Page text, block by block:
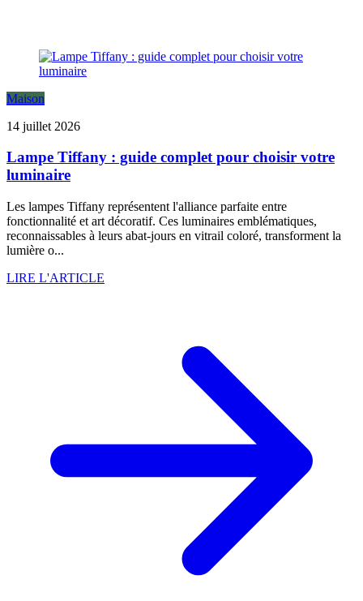
Maison
14 juillet 2026
Lampe Tiffany : guide complet pour choisir votre
luminaire
Les lampes Tiffany représentent l'alliance parfaite entre
fonctionnalité et art décoratif. Ces luminaires emblématiques,
reconnaissables à leurs abat-jours en vitrail coloré, transforment la
lumière o...
LIRE L'ARTICLE